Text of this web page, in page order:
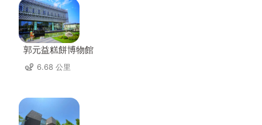
郭元益糕餅博物館
6.68 公里